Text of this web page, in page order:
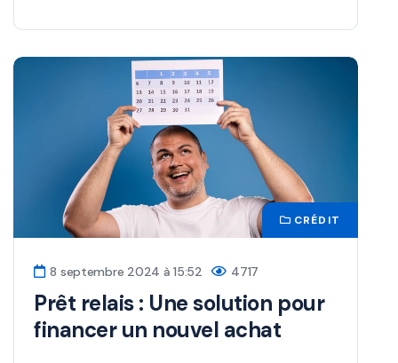
CRÉDIT
8 septembre 2024 à 15:52 4717
Prêt relais : Une solution pour
financer un nouvel achat